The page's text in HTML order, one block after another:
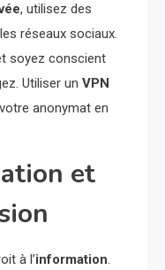
, utilisez des
réseaux sociaux.
soyez conscient
Utiliser un VPN
anonymat en
et
à l’information.